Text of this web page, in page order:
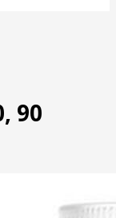
90